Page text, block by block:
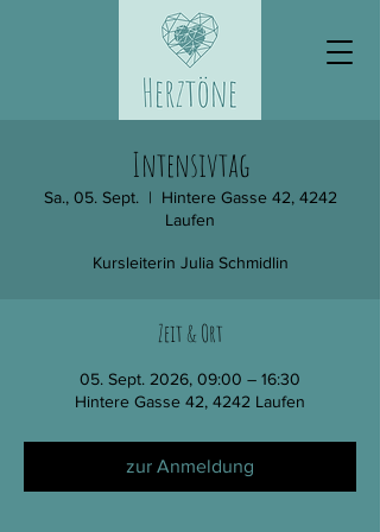
Intensivtag
Sa., 05. Sept.
  |
Hintere Gasse 42, 4242
Laufen
Kursleiterin Julia Schmidlin
Zeit & Ort
05. Sept. 2026, 09:00 – 16:30
Hintere Gasse 42, 4242 Laufen
zur Anmeldung